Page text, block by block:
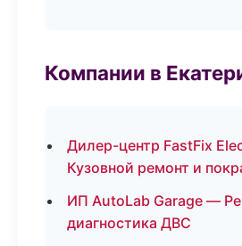
Компании в
Дилер-центр FastFix
Кузовной ремонт и
ИП AutoLab Garage —
диагностика ДВС